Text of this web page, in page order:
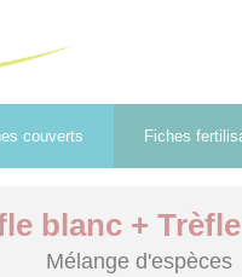
couverts Fiches
blanc +
Mélange d'espèces